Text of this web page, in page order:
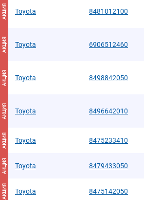
АКЦИЯ Toyota 8481012100
АКЦИЯ Toyota 6906512460
АКЦИЯ Toyota 8498842050
АКЦИЯ Toyota 8496642010
АКЦИЯ Toyota 8475233410
АКЦИЯ Toyota 8479433050
АКЦИЯ Toyota 8475142050